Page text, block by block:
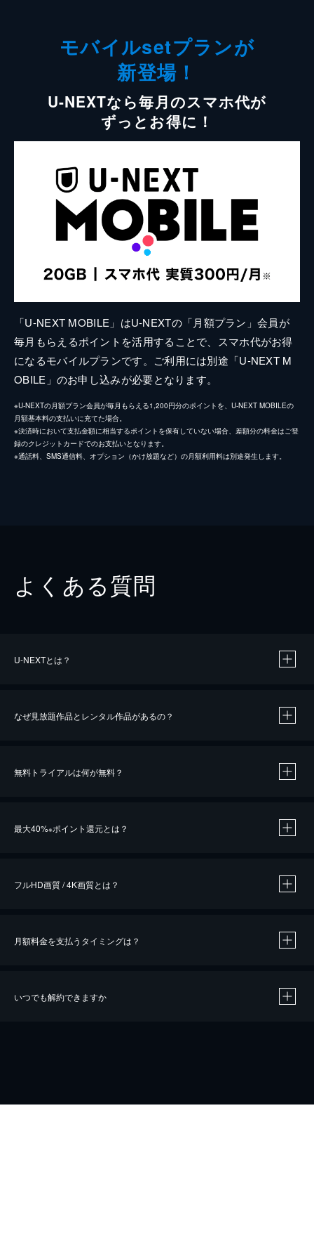
モバイルsetプランが
新登場！
U-NEXTなら毎月のスマホ代が
ずっとお得に！
「U-NEXT MOBILE」はU-NEXTの「月額プラン」会員が
毎月もらえるポイントを活用することで、スマホ代がお得
になるモバイルプランです。ご利用には別途「U-NEXT M
OBILE」のお申し込みが必要となります。
※U-NEXTの月額プラン会員が毎月もらえる1,200円分のポイントを、U-NEXT MOBILEの
月額基本料の支払いに充てた場合。
※決済時において支払金額に相当するポイントを保有していない場合、差額分の料金はご登
録のクレジットカードでのお支払いとなります。
※通話料、SMS通信料、オプション（かけ放題など）の月額利用料は別途発生します。
よくある質問
U-NEXTとは？
なぜ見放題作品とレンタル作品があるの？
無料トライアルは何が無料？
最大40%※ポイント還元とは？
※40％ポイント還元の対象は、クレジットカード決済による作品の購入 / レンタルです。
フルHD画質 / 4K画質とは？
月額料金を支払うタイミングは？
いつでも解約できますか